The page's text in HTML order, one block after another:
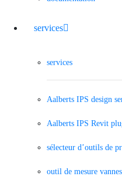
services
services
Aalberts IPS design
Aalberts IPS Revit
sélecteur d’outils de
outil de mesure